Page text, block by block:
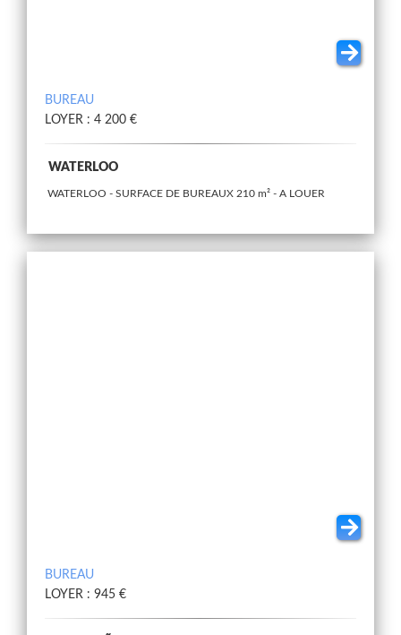
BUREAU
LOYER : 4 200 €
WATERLOO
WATERLOO - SURFACE DE BUREAUX 210 m² - A LOUER
BUREAU
LOYER : 945 €